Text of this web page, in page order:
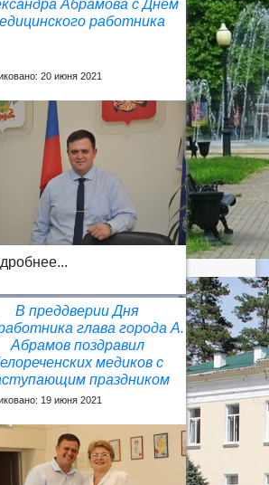
Абрамова с Днем
работника
20 июня 2021
В преддверии Дня
глава города А.
Абрамов поздравил
медиков с
праздником
19 июня 2021